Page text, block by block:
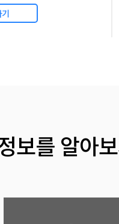
보를 알아